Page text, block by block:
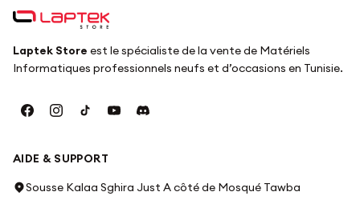
Laptek Store est le spécialiste de la vente de Matériels
Informatiques professionnels neufs et d’occasions en Tunisie.
AIDE & SUPPORT
Sousse Kalaa Sghira Just A côté de Mosqué Tawba